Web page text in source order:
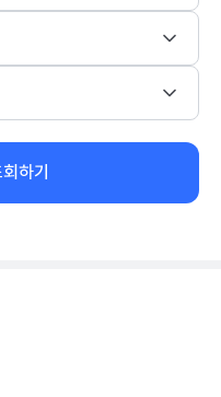
하기